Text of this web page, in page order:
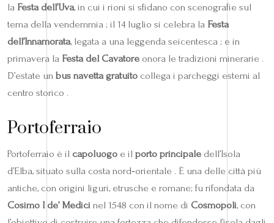
la Festa dell’Uva, in cui i rioni si sfidano con scenografie sul
tema della vendemmia ; il 14 luglio si celebra la Festa
dell’Innamorata, legata a una leggenda seicentesca ; e in
primavera la Festa del Cavatore onora le tradizioni minerarie .
D’estate un bus navetta gratuito collega i parcheggi esterni al
centro storico .
Portoferraio
Portoferraio è il capoluogo e il porto principale dell’Isola
d’Elba, situato sulla costa nord‑orientale . È una delle città più
antiche, con origini liguri, etrusche e romane; fu rifondata da
Cosimo I de’ Medici nel 1548 con il nome di Cosmopoli, con